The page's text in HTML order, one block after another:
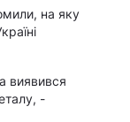
на яку
виявився
-